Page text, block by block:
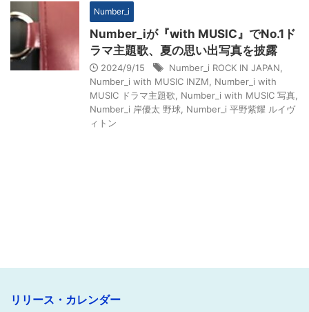
Number_i
Number_iが『with MUSIC』でNo.1ド
ラマ主題歌、夏の思い出写真を披露
2024/9/15 Number_i ROCK IN JAPAN
Number_i with MUSIC INZM
Number_i with
MUSIC ドラマ主題歌
Number_i with MUSIC 写真
Number_i 岸優太 野球 Number_i 平野紫耀 ルイヴ
ィトン
リリース・カレンダー